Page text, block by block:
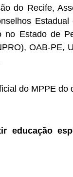
do Recife,
no Estado de
OAB-PE,
do MPPE do
educação